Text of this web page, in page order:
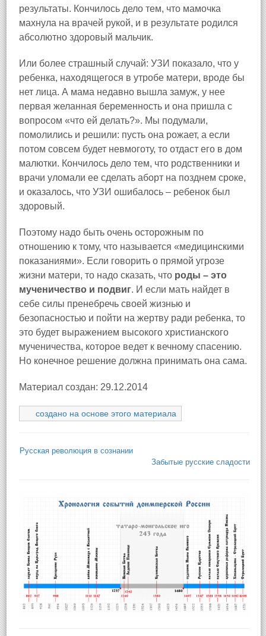
результаты. Кончилось дело тем, что мамочка
махнула на врачей рукой, и в результате родился
абсолютно здоровый мальчик.
Или более страшный случай: УЗИ показало, что у
ребенка, находящегося в утробе матери, вроде бы
нет лица. А мама недавно вышла замуж, у нее
первая желанная беременность и она пришла с
вопросом «что ей делать?». Мы подумали,
помолились и решили: пусть она рожает, а если
потом совсем будет невмоготу, то отдаст его в дом
малютки. Кончилось дело тем, что родственники и
врачи уломали ее сделать аборт на позднем сроке,
и оказалось, что УЗИ ошибалось – ребенок был
здоровый.
Поэтому надо быть очень осторожным по
отношению к тому, что называется «медицинскими
показаниями». Если говорить о прямой угрозе
жизни матери, то надо сказать, что роды – это
мученичество и подвиг. И если мать найдет в
себе силы пренебречь своей жизнью и
безопасностью и пойти на жертву ради ребенка, то
это будет выражением высокого христианского
мученичества, которое ведет к вечному спасению.
Но конечное решение должна принимать она сама.
Материал создан: 29.12.2014
создано на основе этого материала
Русская революция в сознании
Забытые русские сладости